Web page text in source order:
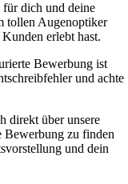
für dich und deine
tollen Augenoptiker
erlebt hast.
Bewerbung ist
und achte
direkt über unsere
Bewerbung zu finden
und dein